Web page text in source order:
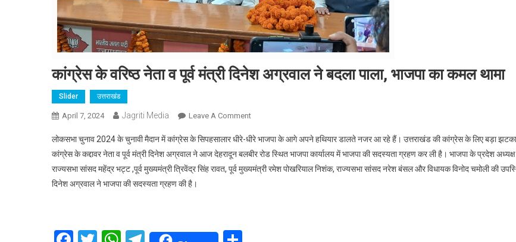
कांग्रेस के वरिष्ठ नेता व पूर्व मंत्री दिनेश अग्रवाल ने बदला पाला, भाजपा का कमल थामा
Slider उत्तराखंड
April 7, 2024 Jagriti Media Leave A CommentOn
के
वरिष्ठ
नेता
लोकसभा चुनाव 2024 के चुनावी मैदान में कांग्रेस के सिपहसालार धीरे-धीरे भाजपा के आगे अपने हथियार डालते नजर आ रहे हैं। उत्तराखंड की कांग्रेस के लिए बड़ा
कांग्रेस के कद्दावर नेता व पूर्व मंत्री दिनेश अग्रवाल ने आज देहरादून बलबीर रोड स्थित भाजपा कार्यालय में भाजपा की सदस्यता ग्रहण कर ली है। भाजपा के प्रदेश
राज्यसभा सांसद महेंद्र भट्ट ,पूर्व मुख्यमंत्री त्रिवेंद्र सिंह रावत, पूर्व मुख्यमंत्री रमेश पोखरियाल निशंक, राज्यसभा सांसद नरेश बंसल और विधायक विनोद चमोली की
दिनेश अग्रवाल ने भाजपा की सदस्यता ग्रहण की है।